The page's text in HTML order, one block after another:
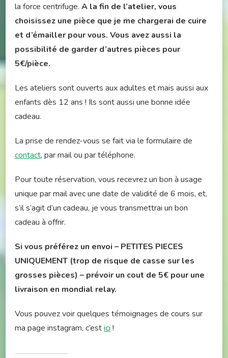
la force centrifuge. A la fin de l’atelier, vous
choisissez une pièce que je me chargerai de cuire
et d’émailler pour vous. Vous avez aussi la
possibilité de garder d’autres pièces pour
5€/pièce.
Les ateliers sont ouverts aux adultes et mais aussi aux
enfants dès 12 ans ! Ils sont aussi une bonne idée
cadeau.
La prise de rendez-vous se fait via le formulaire de
contact, par mail ou par téléphone.
Pour toute réservation, vous recevrez un bon à usage
unique par mail avec une date de validité de 6 mois, et,
s’il s’agit d’un cadeau, je vous transmettrai un bon
cadeau à offrir.
Si vous préférez un envoi – PETITES PIECES
UNIQUEMENT (trop de risque de casse sur les
grosses pièces) – prévoir un cout de 5€ pour une
livraison en mondial relay.
Vous pouvez voir quelques témoignages de cours sur
ma page instagram, c’estici !